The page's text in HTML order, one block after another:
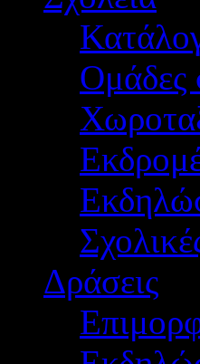
Ομάδες
Δράσεις